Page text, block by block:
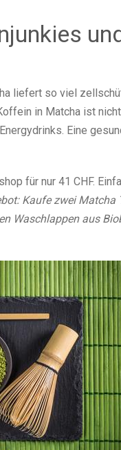
liefert so viel
in Matcha ist
Eine
für nur 41 CHF.
Kaufe zwei Matcha
Waschlappen aus